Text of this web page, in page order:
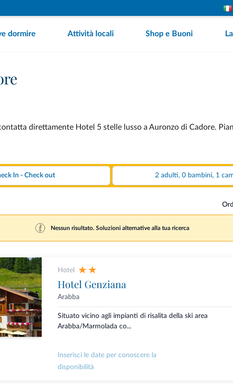
dormire Attività locali Shop e Buoni
direttamente Hotel 5 stelle lusso a Auronzo di Cadore.
2 adulti, 0
Nessun risultato. Soluzioni alternative alla tua ricerca
Hotel
Hotel Genziana
Arabba
Situato vicino agli impianti di risalita della ski area
Arabba/Marmolada co...
Inserisci le date per conoscere la
disponibilità